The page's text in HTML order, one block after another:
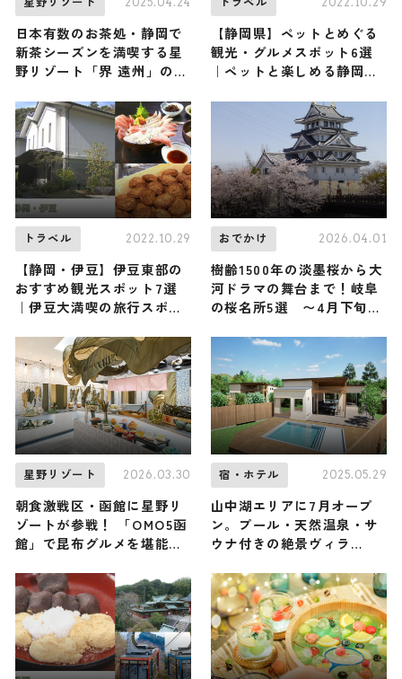
星野リゾート
日本有数のお茶処・静岡で
新茶シーズンを満喫する星
野リゾート「界 遠州」の
トラベル
【静岡県】ペットとめぐる
観光・グルメスポット6選
｜ペットと楽しめる静岡旅
トラベル 2022.10.29
【静岡・伊豆】伊豆東部の
おすすめ観光スポット7選
｜伊豆大満喫の旅行スポッ
おでかけ 2026.04.01
樹齢1500年の淡墨桜から大
河ドラマの舞台まで！岐阜
の桜名所5選 〜4月下旬ま
星野リゾート 2026.03.30
朝食激戦区・函館に星野リ
ゾートが参戦！ 「OMO5函
館」で昆布グルメを堪能し
フェ』が開催中 / 職人によ
るおぼろ昆布削り実演は必
見
宿・ホテル 2025.05.29
山中湖エリアに7月オープ
ン。プール・天然温泉・サ
ウナ付きの絶景ヴィラ
富士山中湖～」